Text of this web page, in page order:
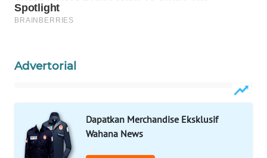
Advertorial
Dapatkan Merchandise Eksklusif
Wahana News
KONSUMEN
WAHANA
TV